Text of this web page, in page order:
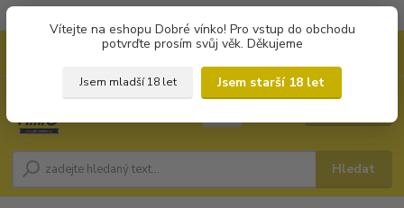
Vítejte na eshopu Dobré vínko! Pro vstup do obchodu
potvrďte prosím svůj věk. Děkujeme
Jsem mladší 18 let
Jsem starší 18 let
Hledat